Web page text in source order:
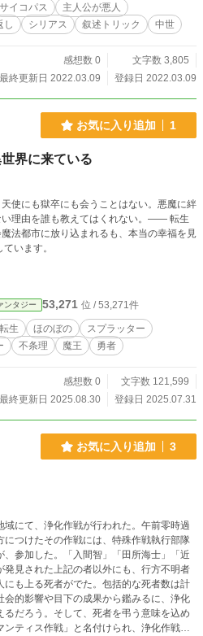
サイコパス
主人公が悪人
し シリアス 叙述トリック 中世
感想数 0
文字数 3,805
最終更新日 2022.03.09
登録日 2022.03.09
お気に入り追加 1
界に来ている
使にも獄卒にも会うことはない。悪魔に絆
い理由を誰も教えてはくれない。―― 転生
法都市に放り込まれるも、本当の幸福を見
開しています。
ンタジー 53,271 位 / 53,271件
転生 ほのぼの
スプラッター
不条理 魔王 勇者
感想数 0
文字数 121,599
最終更新日 2025.08.30
登録日 2025.07.31
お気に入り追加 3
にて、浄化作戦が行われた。午前零時過
につけたその作戦には、特殊作戦執行部隊
、参加した。「入間智」「田所海士」「近
発見された上記の者以外にも、行方不明者
にも上る死者がでた。包括的な死者数は計
会的影響や目下の成果から鑑みるに、浄化
るだろう。そして、死者を弔う意味を込め
ンティス作戦」と名付けられ、浄化作戦は